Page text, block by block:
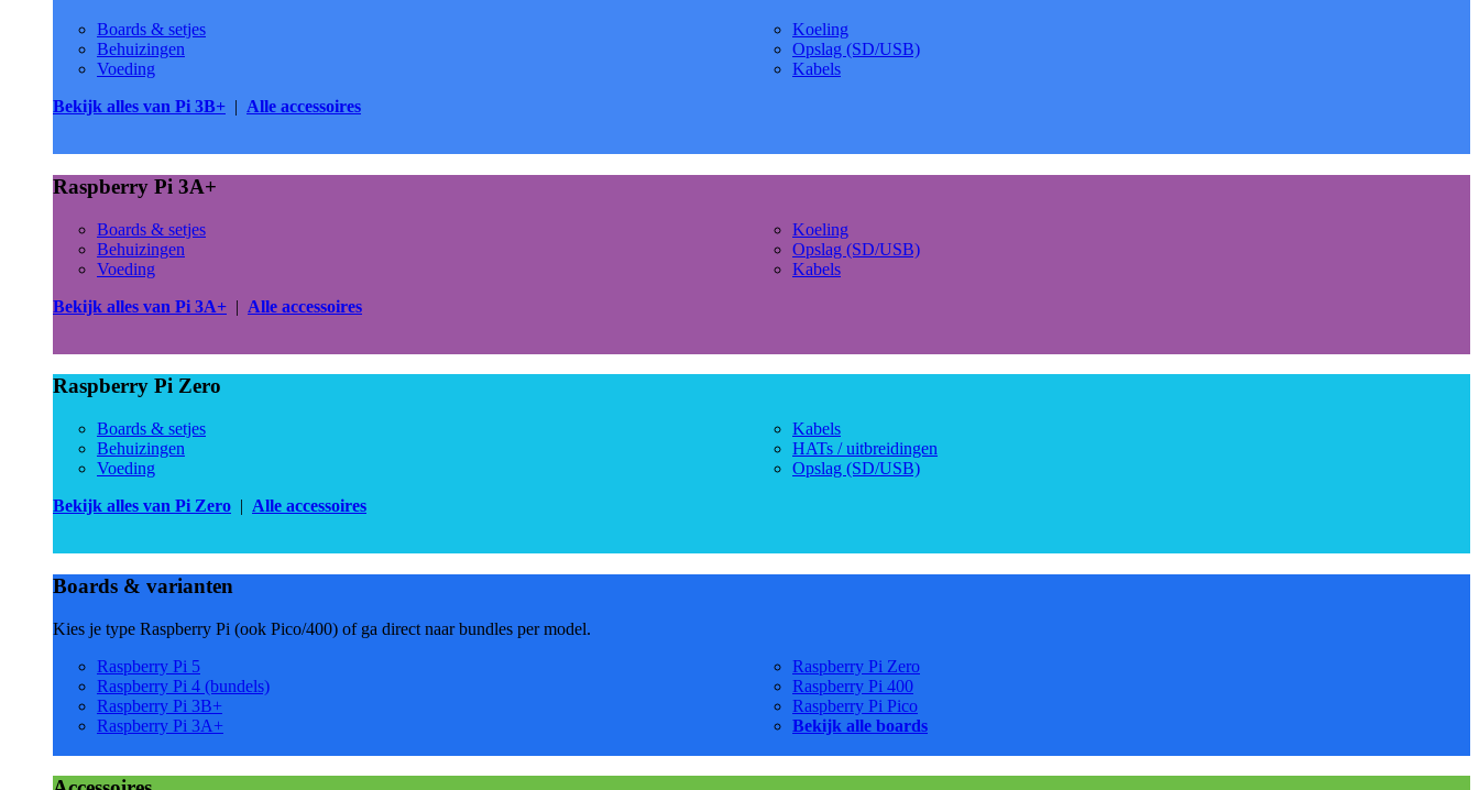
Boards & setjes
Behuizingen
Voeding
Koeling
Opslag (SD/USB)
Kabels
Bekijk alles van Pi 3B+ | Alle accessoires
Raspberry Pi 3A+
Boards & setjes
Behuizingen
Voeding
Koeling
Opslag (SD/USB)
Kabels
Bekijk alles van Pi 3A+ | Alle accessoires
Raspberry Pi Zero
Boards & setjes
Behuizingen
Voeding
Kabels
HATs / uitbreidingen
Opslag (SD/USB)
Bekijk alles van Pi Zero | Alle accessoires
Boards & varianten
Kies je type Raspberry Pi (ook Pico/400) of ga direct naar bundles per model.
Raspberry Pi 5
Raspberry Pi 4 (bundels)
Raspberry Pi 3B+
Raspberry Pi 3A+
Raspberry Pi Zero
Raspberry Pi 400
Raspberry Pi Pico
Bekijk alle boards